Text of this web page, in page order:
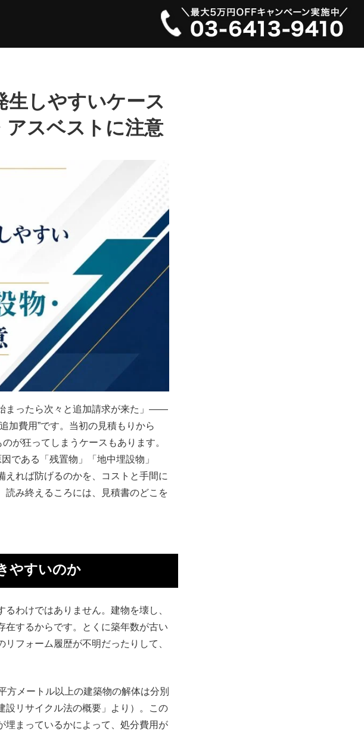
生しやすいケース
アスベストに注意
まったら次々と追加請求が来た」——
加費用”です。当初の見積もりから
が狂ってしまうケースもあります。
である「残置物」「地中埋設物」
えれば防げるのかを、コストと手間に
読み終えるころには、見積書のどこを
やすいのか
わけではありません。建物を壊し、
在するからです。とくに築年数が古い
フォーム履歴が不明だったりして、
方メートル以上の建築物の解体は分別
設リサイクル法の概要」より）。この
埋まっているかによって、処分費用が